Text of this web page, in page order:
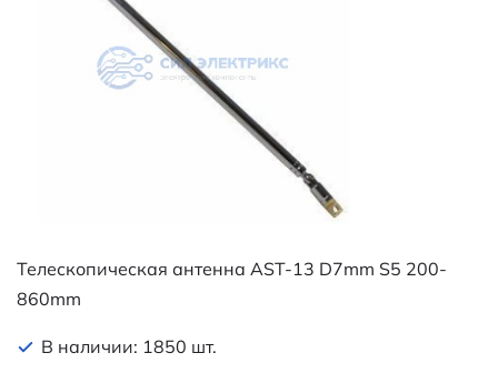
Телескопическая антенна AST-13 D7mm S5 200-
860mm
В наличии: 1850 шт.